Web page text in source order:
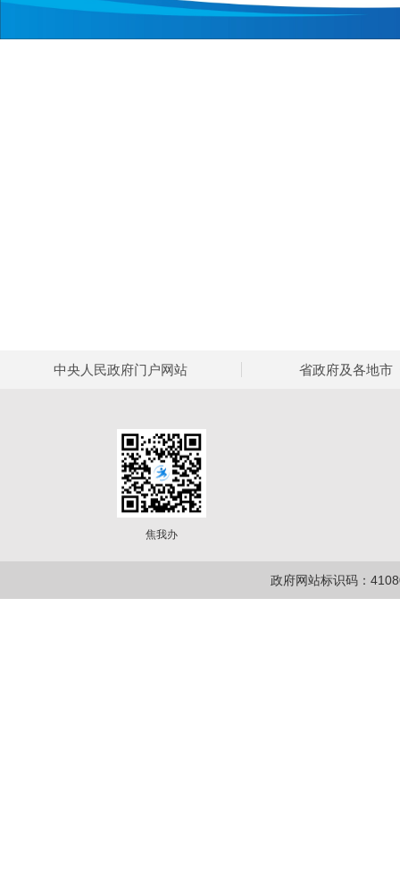
中央人民政府门户网站 省政府及各地市
焦我办
政府网站标识码：